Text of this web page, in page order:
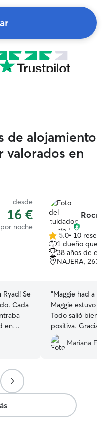
de alojamiento
valorados en
desde
16 €
por noche
Se
Cada
en
por
Rocío
5.0
de
5
estrellas
5.0• 10
1 dueño que
38 años de
NAJERA,
“Maggie had a
Maggie estuvo
Todo salió bien
positiva.
Mariana F.